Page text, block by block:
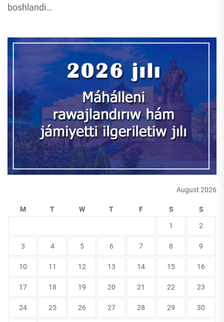
boshlandi…
August 2026
M T W T F S S
1 2
3 4 5 6 7 8 9
10 11 12 13 14 15 16
17 18 19 20 21 22 23
24 25 26 27 28 29 30